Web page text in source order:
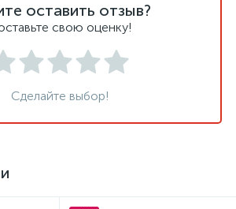
оставить отзыв?
свою оценку!
Сделайте выбор!